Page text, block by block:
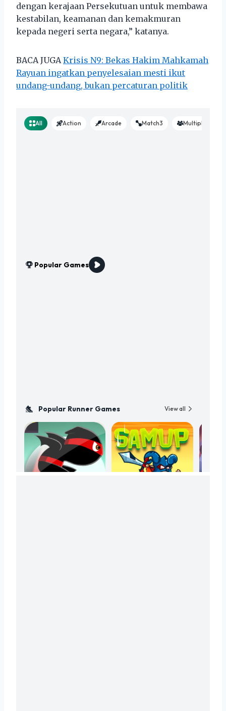
dengan kerajaan Persekutuan untuk membawa
kestabilan, keamanan dan kemakmuran
kepada negeri serta negara,” katanya.
BACA JUGA Krisis N9: Bekas Hakim Mahkamah
Rayuan ingatkan penyelesaian mesti ikut
undang-undang, bukan percaturan politik